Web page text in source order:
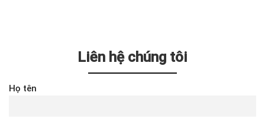
Liên hệ chúng tôi
Họ tên